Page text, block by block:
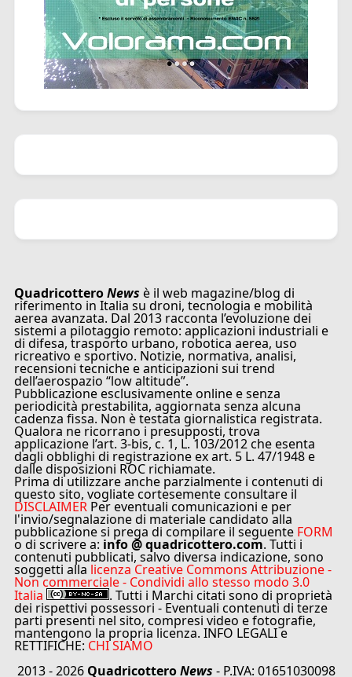
QuadricotteroNews è il web magazine/blog di
riferimento in Italia su droni, tecnologia e mobilità
aerea avanzata. Dal 2013 racconta l’evoluzione dei
sistemi a pilotaggio remoto: applicazioni industriali e
di difesa, trasporto urbano, robotica aerea, uso
ricreativo e sportivo. Notizie, normativa, analisi,
recensioni tecniche e anticipazioni sui trend
dell’aerospazio “low altitude”.
Pubblicazione esclusivamente online e senza
periodicità prestabilita, aggiornata senza alcuna
cadenza fissa. Non è testata giornalistica registrata.
Qualora ne ricorrano i presupposti, trova
applicazione l’art. 3-bis, c. 1, L. 103/2012 che esenta
dagli obblighi di registrazione ex art. 5 L. 47/1948 e
dalle disposizioni ROC richiamate.
Prima di utilizzare anche parzialmente i contenuti di
questo sito, vogliate cortesemente consultare il
DISCLAIMER Per eventuali comunicazioni e per
l'invio/segnalazione di materiale candidato alla
pubblicazione si prega di compilare il seguente FORM
o di scrivere a: info @ quadricottero.com. Tutti i
contenuti pubblicati, salvo diversa indicazione, sono
soggetti alla licenza Creative Commons Attribuzione -
Non commerciale - Condividi allo stesso modo 3.0
Italia . Tutti i Marchi citati sono di proprietà
dei rispettivi possessori - Eventuali contenuti di terze
parti presenti nel sito, compresi video e fotografie,
mantengono la propria licenza. INFO LEGALI e
RETTIFICHE: CHI SIAMO
2013 - 2026 QuadricotteroNews - P.IVA: 01651030098